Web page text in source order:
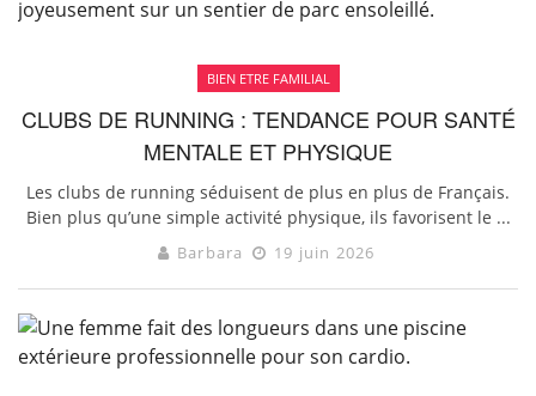
BIEN ETRE FAMILIAL
CLUBS DE RUNNING : TENDANCE POUR SANTÉ
MENTALE ET PHYSIQUE
Les clubs de running séduisent de plus en plus de Français.
Bien plus qu’une simple activité physique, ils favorisent le ...
Barbara 19 juin 2026